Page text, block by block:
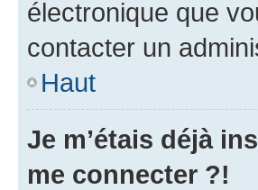
électronique que
contacter un
Haut
Je m’étais déjà
me connecter ?!